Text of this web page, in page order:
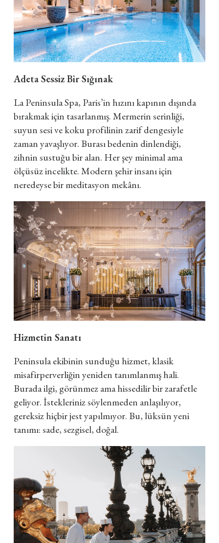
Adeta Sessiz Bir Sığınak
La Peninsula Spa, Paris’in hızını kapının dışında
bırakmak için tasarlanmış. Mermerin serinliği,
suyun sesi ve koku profilinin zarif dengesiyle
zaman yavaşlıyor. Burası bedenin dinlendiği,
zihnin sustuğu bir alan. Her şey minimal ama
ölçüsüz incelikte. Modern şehir insanı için
neredeyse bir meditasyon mekânı.
Hizmetin Sanatı
Peninsula ekibinin sunduğu hizmet, klasik
misafirperverliğin yeniden tanımlanmış hali.
Burada ilgi, görünmez ama hissedilir bir zarafetle
geliyor. İstekleriniz söylenmeden anlaşılıyor,
gereksiz hiçbir jest yapılmıyor. Bu, lüksün yeni
tanımı: sade, sezgisel, doğal.